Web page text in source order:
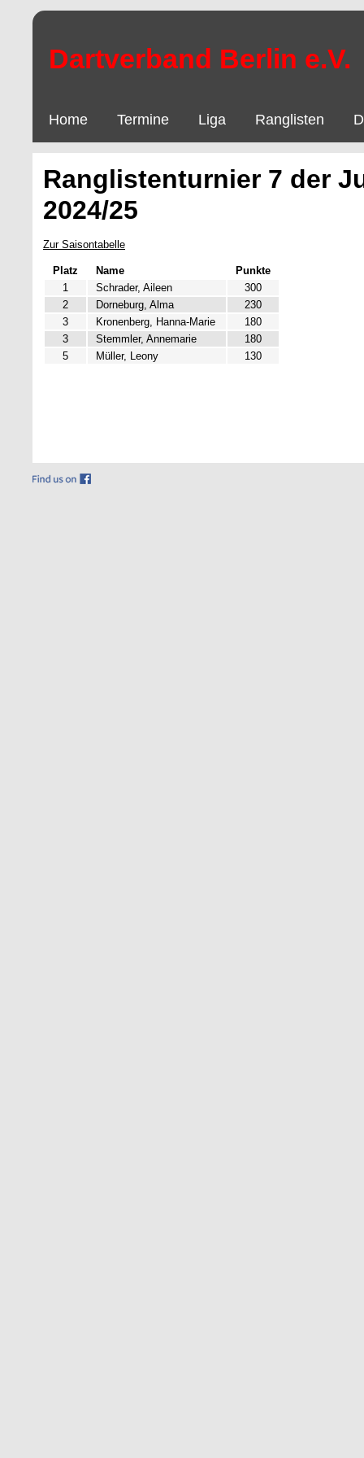
Dartverband Berlin e.V.
Home Termine Liga Ranglisten
Ranglistenturnier 7 der
2024/25
Zur Saisontabelle
Platz Name
Punkte
1
Schrader, Aileen
300
2
Dorneburg, Alma
230
3
Kronenberg, Hanna-Marie
180
3
Stemmler, Annemarie
180
5
Müller, Leony 130